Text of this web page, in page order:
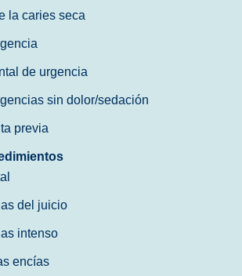
la caries seca
de urgencia
sin dolor/sedación
previa
del juicio
intenso
encías